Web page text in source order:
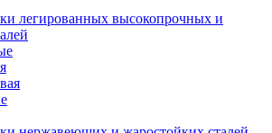
легированных высокопрочных и